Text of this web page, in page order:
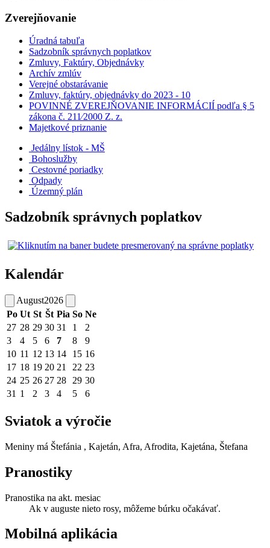
Zverejňovanie
Úradná tabuľa
Sadzobník správnych poplatkov
Zmluvy, Faktúry, Objednávky
Archív zmlúv
Verejné obstarávanie
Zmluvy, faktúry, objednávky do 2023 - 10
POVINNÉ ZVEREJŇOVANIE INFORMÁCIÍ podľa § 5
zákona č. 211⁄2000 Z. z.
Majetkové priznanie
Jedálny lístok - MŠ
Bohoslužby
Cestovné poriadky
Odpady
Územný plán
Sadzobník správnych poplatkov
Kalendár
August2026
Po Ut St Št Pia So Ne
27 28 29 30 31 1
2
3
4 5 6 7 8
9
10 11 12 13 14 15 16
17 18 19 20 21 22 23
24 25 26 27 28 29 30
31 1 2 3 4 5 6
Sviatok a výročie
Meniny má Štefánia , Kajetán, Afra, Afrodita, Kajetána, Štefana
Pranostiky
Pranostika na akt. mesiac
Ak v auguste nieto rosy, môžeme búrku očakávať.
Mobilná aplikácia